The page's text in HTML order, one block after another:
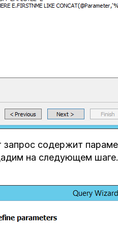
запрос содержит
на следующем шаге.